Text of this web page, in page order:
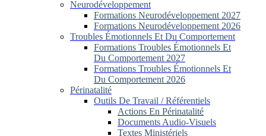
Neurodéveloppement
Formations Neurodéveloppement 2027
Formations Neurodéveloppement 2026
Troubles Émotionnels Et Du Comportement
Formations Troubles Émotionnels Et
Du Comportement 2027
Formations Troubles Émotionnels Et
Du Comportement 2026
Périnatalité
Outils De Travail / Référentiels
Actions En Périnatalité
Documents Audio-Visuels
Textes Ministériels